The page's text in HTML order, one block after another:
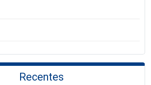
Recentes